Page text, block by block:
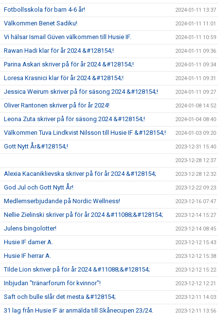
Fotbollsskola för barn 4-6 år! 2024-01-11 13:37
Välkommen Benet Sadiku! 2024-01-11 11:01
Vi hälsar Ismail Güven välkommen till Husie IF. 2024-01-11 10:59
Rawan Hadi klar för år 2024 &#128154;! 2024-01-11 09:36
Parina Askari skriver på för år 2024 &#128154;! 2024-01-11 09:34
Loresa Krasnici klar för år 2024 &#128154;! 2024-01-11 09:31
Jessica Weirum skriver på för säsong 2024 &#128154;! 2024-01-11 09:27
Oliver Rantonen skriver på för år 2024! 2024-01-08 14:52
Leona Zuta skriver på för säsong 2024 &#128154;! 2024-01-04 08:40
Välkommen Tuva Lindkvist Nilsson till Husie IF &#128154;! 2024-01-03 09:20
Gott Nytt År&#128154;! 2023-12-31 15:40
2023-12-28 12:37
Alexia Kacaniklievska skriver på för år 2024 &#128154; 2023-12-28 12:32
God Jul och Gott Nytt År! 2023-12-22 09:23
Medlemserbjudande på Nordic Wellness! 2023-12-16 07:47
Nellie Zielinski skriver på för år 2024 &#11088;&#128154; 2023-12-14 15:27
Julens bingolotter! 2023-12-14 08:45
Husie IF damer A. 2023-12-12 15:43
Husie IF herrar A. 2023-12-12 15:38
Tilde Lion skriver på för år 2024 &#11088;&#128154; 2023-12-12 15:22
Inbjudan "tränarforum för kvinnor"! 2023-12-12 12:21
Saft och bulle slår det mesta &#128154; 2023-12-11 14:03
31 lag från Husie IF är anmälda till Skånecupen 23/24. 2023-12-11 13:56